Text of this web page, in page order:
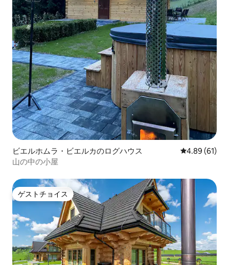
ビエルホムラ・ビエルカのログハウス レビュー61
4.89 (61)
山の中の小屋
ゲストチョイス
ゲストチョイス